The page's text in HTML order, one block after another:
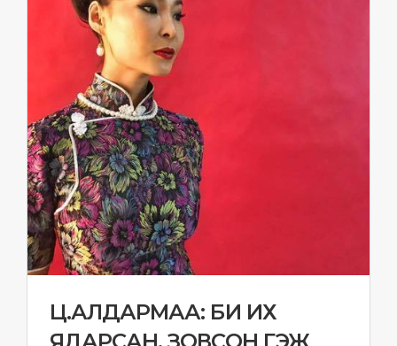
Ц.АЛДАРМАА: БИ ИХ
ЯДАРСАН, ЗОВСОН ГЭЖ